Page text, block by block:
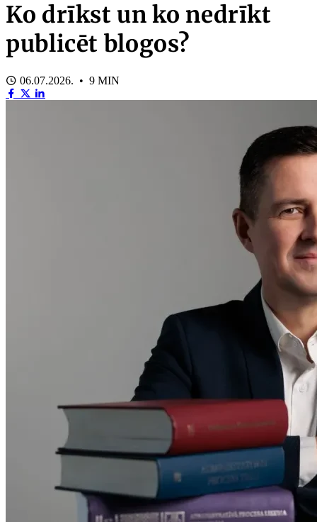
Ko drīkst un ko nedrīkt
publicēt blogos?
06.07.2026. • 9 MIN